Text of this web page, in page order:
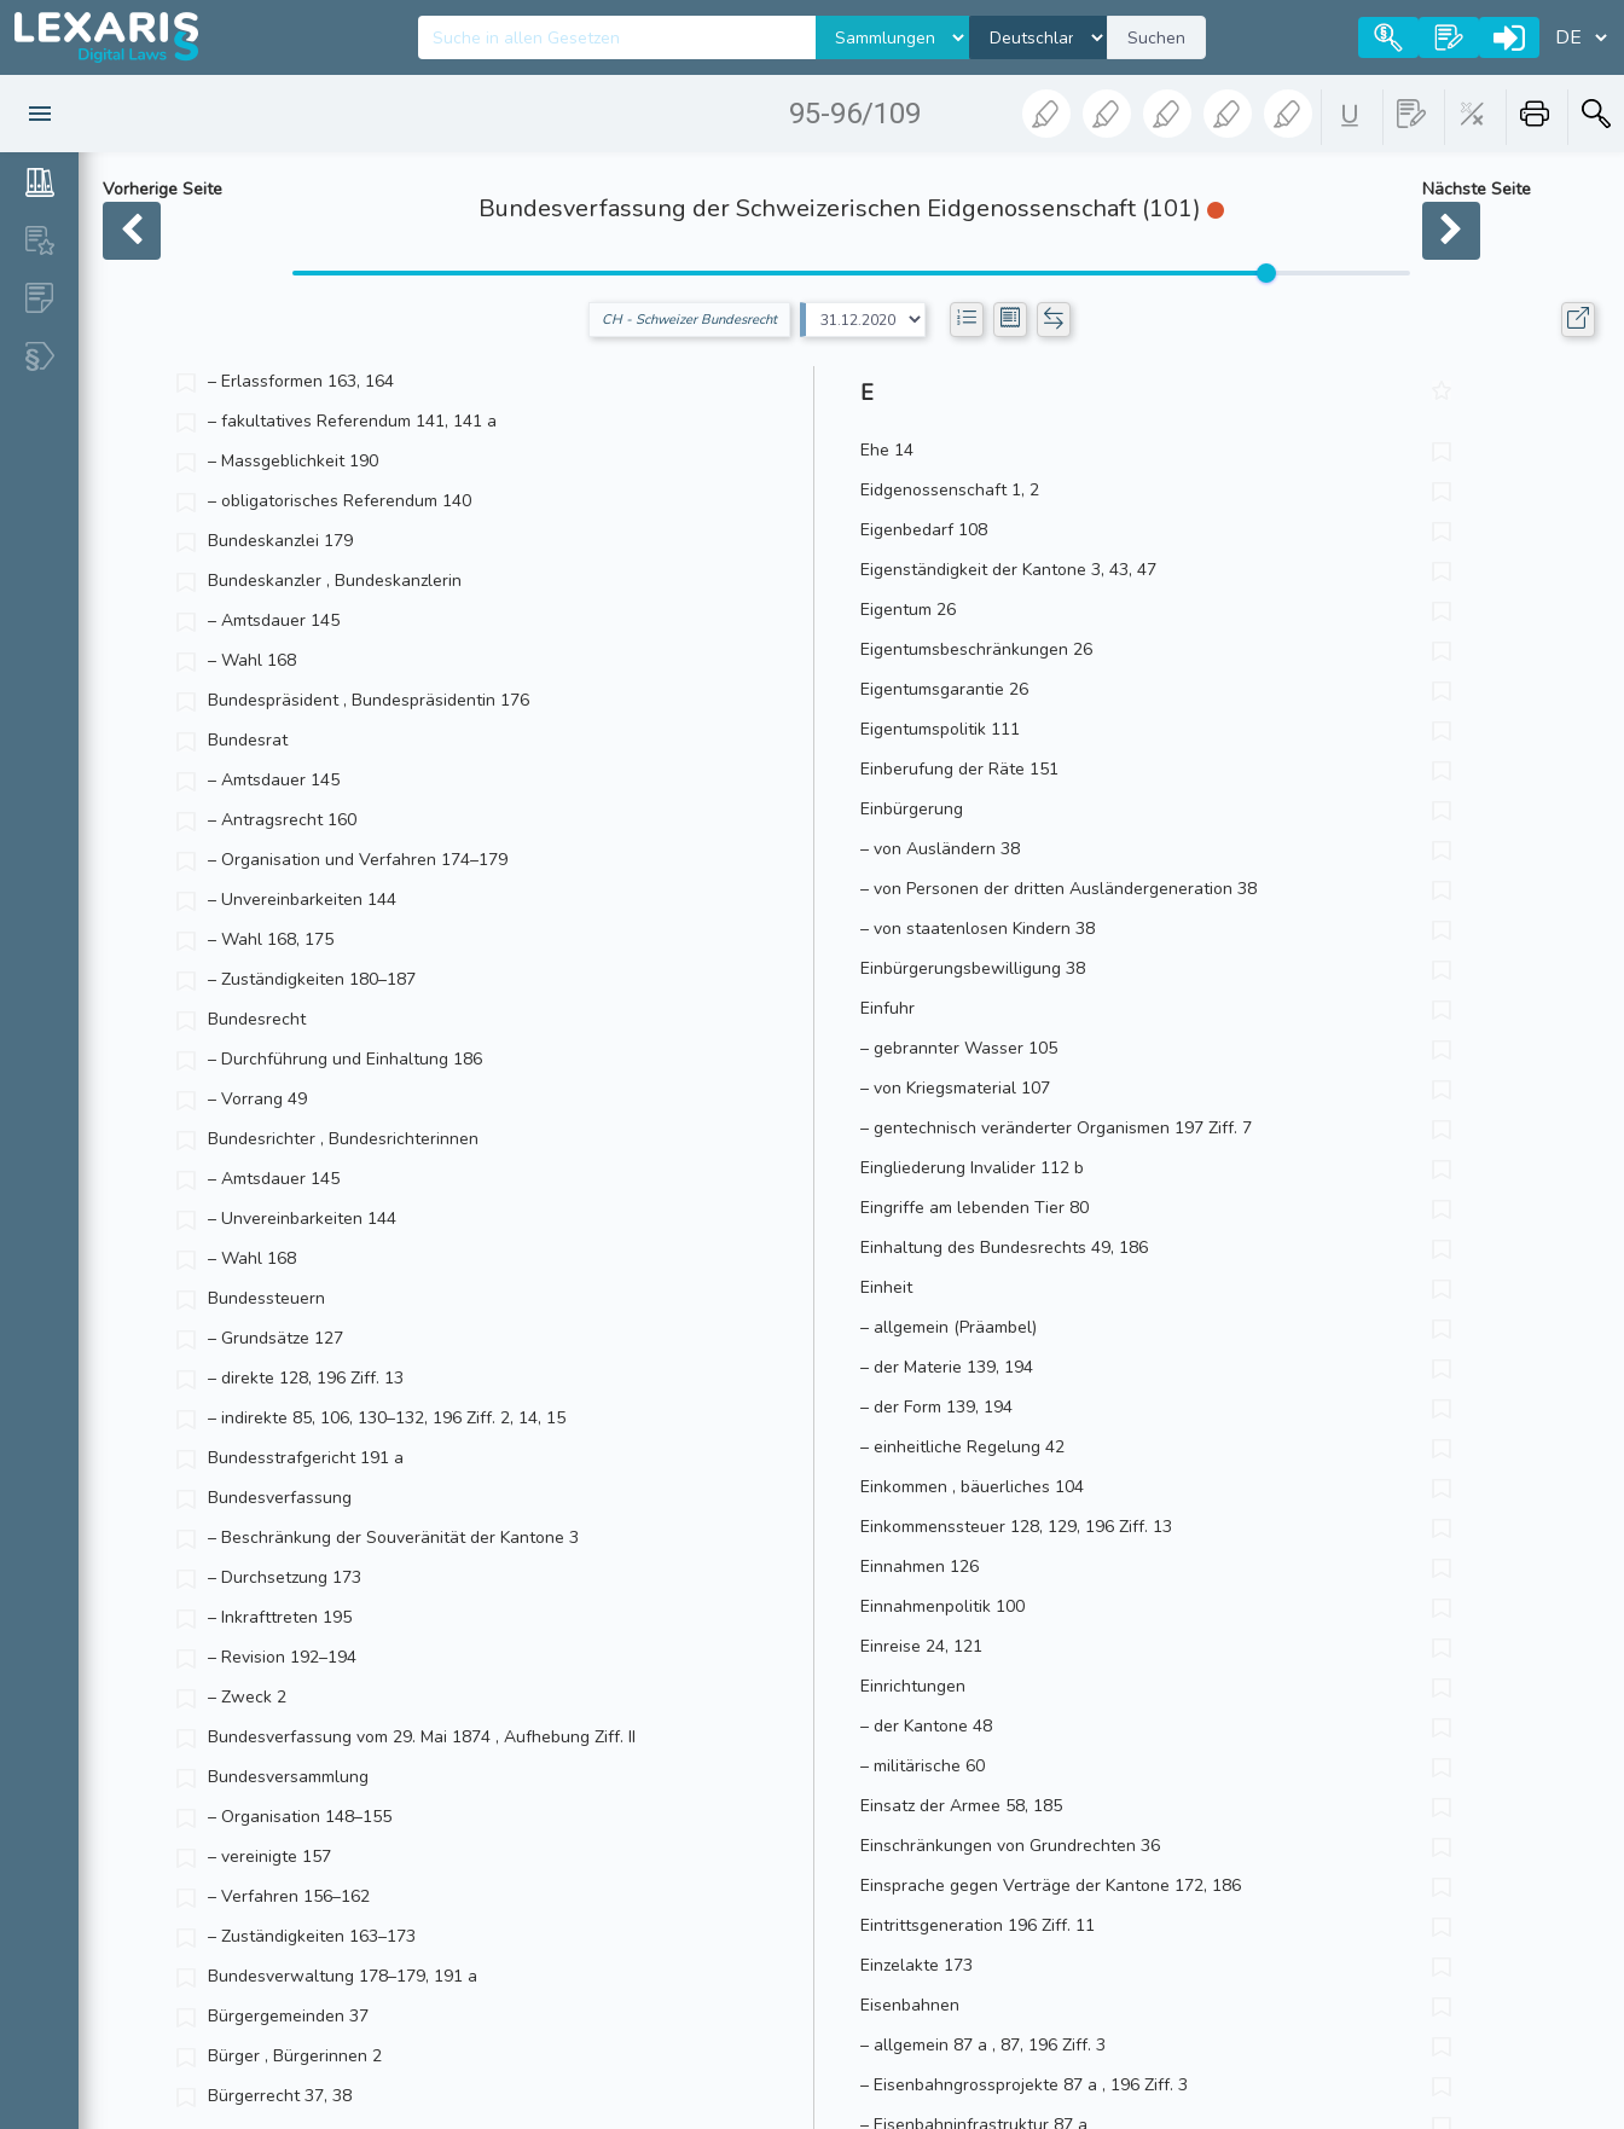
Suchen
95-96/109
Vorherige Seite
Bundesverfassung der Schweizerischen Eidgenossenschaft (101)
Nächste Seite
CH - Schweizer Bundesrecht
– Erlassformen 163, 164
– fakultatives Referendum 141, 141 a
– Massgeblichkeit 190
– obligatorisches Referendum 140
Bundeskanzlei 179
Bundeskanzler , Bundeskanzlerin
– Amtsdauer 145
– Wahl 168
Bundespräsident , Bundespräsidentin 176
Bundesrat
– Amtsdauer 145
– Antragsrecht 160
– Organisation und Verfahren 174–179
– Unvereinbarkeiten 144
– Wahl 168, 175
– Zuständigkeiten 180–187
Bundesrecht
– Durchführung und Einhaltung 186
– Vorrang 49
Bundesrichter , Bundesrichterinnen
– Amtsdauer 145
– Unvereinbarkeiten 144
– Wahl 168
Bundessteuern
– Grundsätze 127
– direkte 128, 196 Ziff. 13
– indirekte 85, 106, 130–132, 196 Ziff. 2, 14, 15
Bundesstrafgericht 191 a
Bundesverfassung
– Beschränkung der Souveränität der Kantone 3
– Durchsetzung 173
– Inkrafttreten 195
– Revision 192–194
– Zweck 2
Bundesverfassung vom 29. Mai 1874 , Aufhebung Ziff. II
Bundesversammlung
– Organisation 148–155
– vereinigte 157
– Verfahren 156–162
– Zuständigkeiten 163–173
Bundesverwaltung 178–179, 191 a
Bürgergemeinden 37
Bürger , Bürgerinnen 2
Bürgerrecht 37, 38
E
Ehe 14
Eidgenossenschaft 1, 2
Eigenbedarf 108
Eigenständigkeit der Kantone 3, 43, 47
Eigentum 26
Eigentumsbeschränkungen 26
Eigentumsgarantie 26
Eigentumspolitik 111
Einberufung der Räte 151
Einbürgerung
– von Ausländern 38
– von Personen der dritten Ausländer­generation 38
– von staatenlosen Kindern 38
Einbürgerungsbewilligung 38
Einfuhr
– gebrannter Wasser 105
– von Kriegsmaterial 107
– gentechnisch veränderter Organismen 197 Ziff. 7
Eingliederung Invalider 112 b
Eingriffe am lebenden Tier 80
Einhaltung des Bundesrechts 49, 186
Einheit
– allgemein (Präambel)
– der Materie 139, 194
– der Form 139, 194
– einheitliche Regelung 42
Einkommen , bäuerliches 104
Einkommenssteuer 128, 129, 196 Ziff. 13
Einnahmen 126
Einnahmenpolitik 100
Einreise 24, 121
Einrichtungen
– der Kantone 48
– militärische 60
Einsatz der Armee 58, 185
Einschränkungen von Grundrechten 36
Einsprache gegen Verträge der Kantone 172, 186
Eintrittsgeneration 196 Ziff. 11
Einzelakte 173
Eisenbahnen
– allgemein 87 a , 87, 196 Ziff. 3
– Eisenbahngrossprojekte 87 a , 196 Ziff. 3